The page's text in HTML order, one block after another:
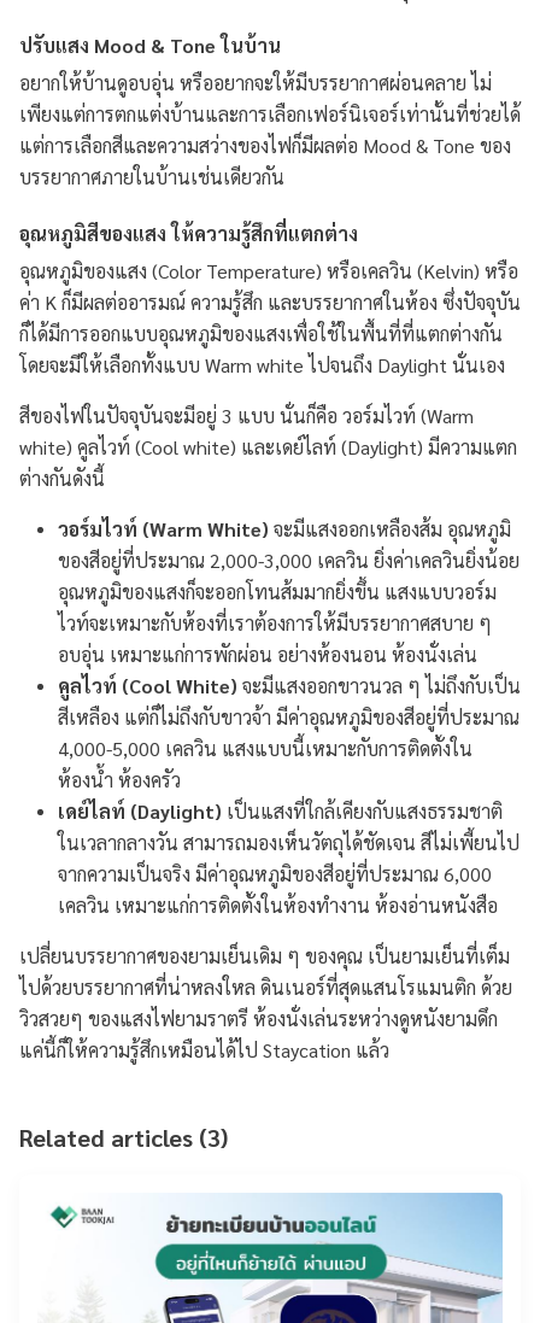
ปรับแสง Mood & Tone ในบ้าน
อยากให้บ้านดูอบอุ่น หรืออยากจะให้มีบรรยากาศผ่อนคลาย ไม่
เพียงแต่การตกแต่งบ้านและการเลือกเฟอร์นิเจอร์เท่านั้นที่ช่วยได้
แต่การเลือกสีและความสว่างของไฟก็มีผลต่อ Mood & Tone ของ
บรรยากาศภายในบ้านเช่นเดียวกัน
อุณหภูมิสีของแสง ให้ความรู้สึกที่แตกต่าง
อุณหภูมิของแสง (Color Temperature) หรือเคลวิน (Kelvin) หรือ
ค่า K ก็มีผลต่ออารมณ์ ความรู้สึก และบรรยากาศในห้อง ซึ่งปัจจุบัน
ก็ได้มีการออกแบบอุณหภูมิของแสงเพื่อใช้ในพื้นที่ที่แตกต่างกัน
โดยจะมีให้เลือกทั้งแบบ Warm white ไปจนถึง Daylight นั่นเอง
สีของไฟในปัจจุบันจะมีอยู่ 3 แบบ นั่นก็คือ วอร์มไวท์ (Warm
white) คูลไวท์ (Cool white) และเดย์ไลท์ (Daylight) มีความแตก
ต่างกันดังนี้
วอร์มไวท์ (Warm White) จะมีแสงออกเหลืองส้ม อุณหภูมิ
ของสีอยู่ที่ประมาณ 2,000-3,000 เคลวิน ยิ่งค่าเคลวินยิ่งน้อย
อุณหภูมิของแสงก็จะออกโทนส้มมากยิ่งขึ้น แสงแบบวอร์ม
ไวท์จะเหมาะกับห้องที่เราต้องการให้มีบรรยากาศสบาย ๆ
อบอุ่น เหมาะแก่การพักผ่อน อย่างห้องนอน ห้องนั่งเล่น
คูลไวท์ (Cool White) จะมีแสงออกขาวนวล ๆ ไม่ถึงกับเป็น
สีเหลือง แต่ก็ไม่ถึงกับขาวจ้า มีค่าอุณหภูมิของสีอยู่ที่ประมาณ
4,000-5,000 เคลวิน แสงแบบนี้เหมาะกับการติดตั้งใน
ห้องน้ำ ห้องครัว
เดย์ไลท์ (Daylight) เป็นแสงที่ใกล้เคียงกับแสงธรรมชาติ
ในเวลากลางวัน สามารถมองเห็นวัตถุได้ชัดเจน สีไม่เพี้ยนไป
จากความเป็นจริง มีค่าอุณหภูมิของสีอยู่ที่ประมาณ 6,000
เคลวิน เหมาะแก่การติดตั้งในห้องทำงาน ห้องอ่านหนังสือ
เปลี่ยนบรรยากาศของยามเย็นเดิม ๆ ของคุณ เป็นยามเย็นที่เต็ม
ไปด้วยบรรยากาศที่น่าหลงใหล ดินเนอร์ที่สุดแสนโรแมนติก ด้วย
วิวสวยๆ ของแสงไฟยามราตรี ห้องนั่งเล่นระหว่างดูหนังยามดึก
แค่นี้ก็ให้ความรู้สึกเหมือนได้ไป Staycation แล้ว
Related articles (3)